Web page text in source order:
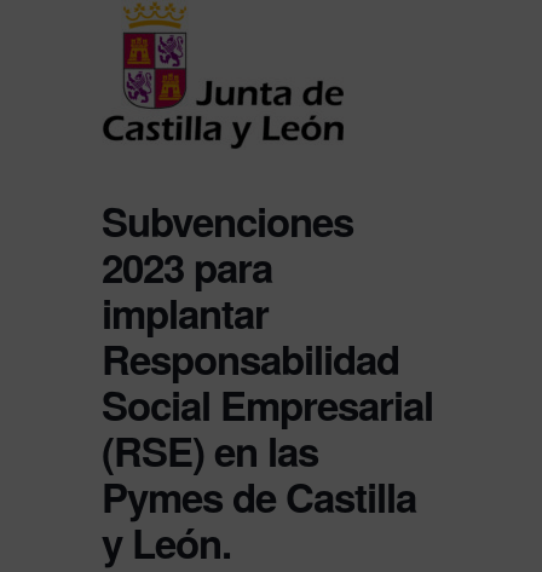
Subvenciones
2023 para
implantar
Responsabilidad
Social Empresarial
(RSE) en las
Pymes de Castilla
y León.